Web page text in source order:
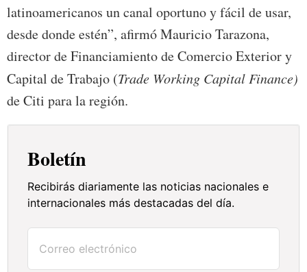
latinoamericanos un canal oportuno y fácil de usar,
desde donde estén”, afirmó Mauricio Tarazona,
director de Financiamiento de Comercio Exterior y
Capital de Trabajo (Trade Working Capital Finance)
de Citi para la región.
Boletín
Recibirás diariamente las noticias nacionales e
internacionales más destacadas del día.